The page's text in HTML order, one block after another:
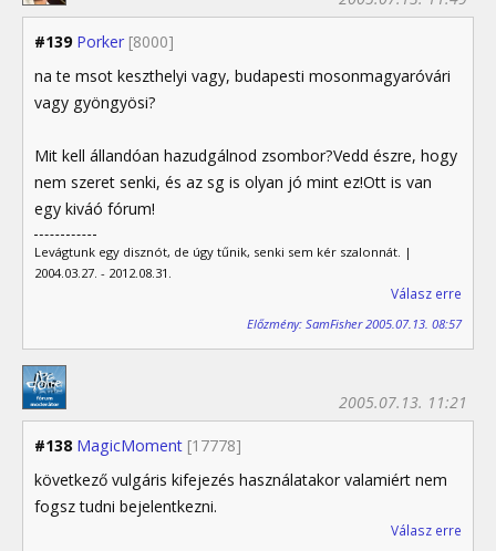
#139 Porker [8000]
na te msot keszthelyi vagy, budapesti mosonmagyaróvári
vagy gyöngyösi?
Mit kell állandóan hazudgálnod zsombor?Vedd észre, hogy
nem szeret senki, és az sg is olyan jó mint ez!Ott is van
egy kiváó fórum!
Levágtunk egy disznót, de úgy tűnik, senki sem kér szalonnát. |
2004.03.27. - 2012.08.31.
Válasz erre
Előzmény: SamFisher 2005.07.13. 08:57
#138 MagicMoment [17778]
2005.07.13. 11:21
következő vulgáris kifejezés használatakor valamiért nem
fogsz tudni bejelentkezni.
Válasz erre